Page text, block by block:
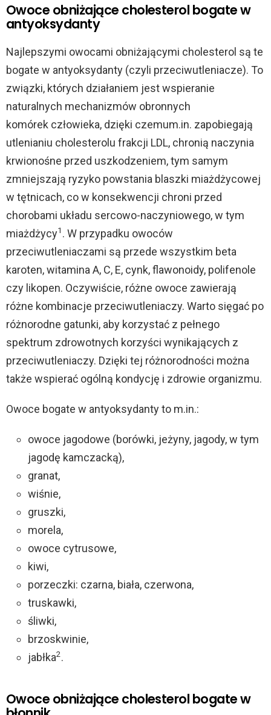
Owoce obniżające cholesterol bogate w
antyoksydanty
Najlepszymi owocami obniżającymi cholesterol są te
bogate w antyoksydanty (czyli przeciwutleniacze). To
związki, których działaniem jest wspieranie
naturalnych mechanizmów obronnych
komórek człowieka, dzięki czemum.in. zapobiegają
utlenianiu cholesterolu frakcji LDL, chronią naczynia
krwionośne przed uszkodzeniem, tym samym
zmniejszają ryzyko powstania blaszki miażdżycowej
w tętnicach, co w konsekwencji chroni przed
chorobami układu sercowo-naczyniowego, w tym
miażdżycy1 . W przypadku owoców
przeciwutleniaczami są przede wszystkim beta
karoten, witamina A, C, E, cynk, flawonoidy, polifenole
czy likopen. Oczywiście, różne owoce zawierają
różne kombinacje przeciwutleniaczy. Warto sięgać po
różnorodne gatunki, aby korzystać z pełnego
spektrum zdrowotnych korzyści wynikających z
przeciwutleniaczy. Dzięki tej różnorodności można
także wspierać ogólną kondycję i zdrowie organizmu.
Owoce bogate w antyoksydanty to m.in.:
owoce jagodowe (borówki, jeżyny, jagody, w tym
jagodę kamczacką),
granat,
wiśnie,
gruszki,
morela,
owoce cytrusowe,
kiwi,
porzeczki: czarna, biała, czerwona,
truskawki,
śliwki,
brzoskwinie,
jabłka2.
Owoce obniżające cholesterol bogate w